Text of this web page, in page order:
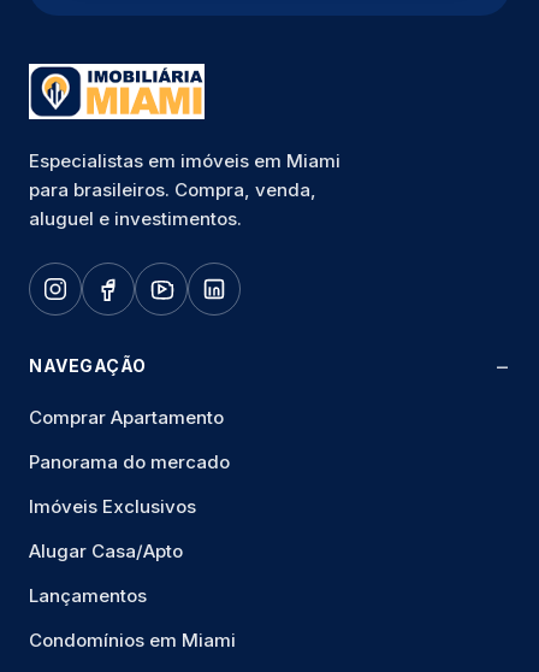
Especialistas em imóveis em Miami
para brasileiros. Compra, venda,
aluguel e investimentos.
NAVEGAÇÃO
Comprar Apartamento
Panorama do mercado
Imóveis Exclusivos
Alugar Casa/Apto
Lançamentos
Condomínios em Miami